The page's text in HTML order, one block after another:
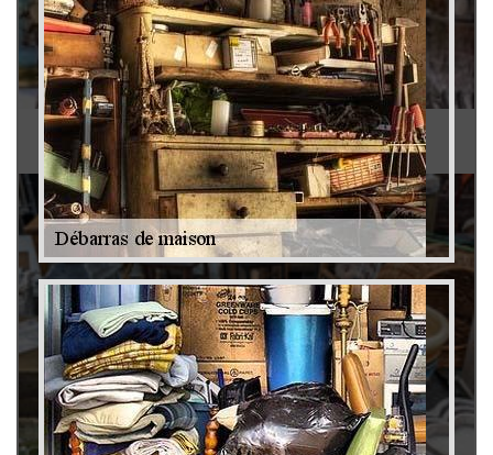
Antiquaire 79